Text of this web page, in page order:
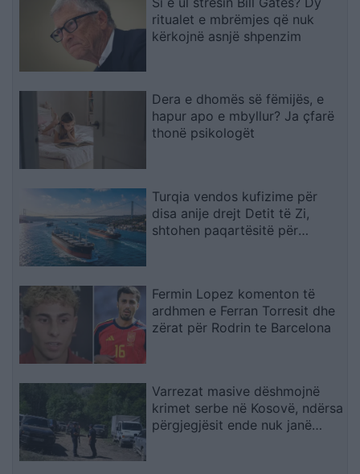
ritualet e mbrëmjes që nuk
kërkojnë asnjë shpenzim
Dera e dhomës së fëmijës, e
hapur apo e mbyllur? Ja çfarë
thonë psikologët
Turqia vendos kufizime për
disa anije drejt Detit të Zi,
shtohen paqartësitë për
Fermin Lopez komenton të
ardhmen e Ferran Torresit dhe
zërat për Rodrin te Barcelona
Varrezat masive dëshmojnë
krimet serbe në Kosovë, ndërsa
përgjegjësit ende nuk janë